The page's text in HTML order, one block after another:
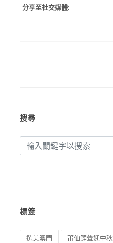
分享至社交媒體:
搜尋
標簽
選美澳門 莆仙鯉聲迎中秋